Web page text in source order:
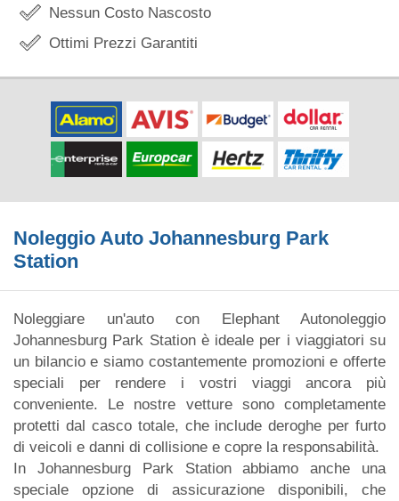
Nessun Costo Nascosto
Ottimi Prezzi Garantiti
Noleggio Auto Johannesburg Park
Station
Noleggiare un'auto con Elephant Autonoleggio
Johannesburg Park Station è ideale per i viaggiatori su
un bilancio e siamo costantemente promozioni e offerte
speciali per rendere i vostri viaggi ancora più
conveniente. Le nostre vetture sono completamente
protetti dal casco totale, che include deroghe per furto
di veicoli e danni di collisione e copre la responsabilità.
In Johannesburg Park Station abbiamo anche una
speciale opzione di assicurazione disponibili, che